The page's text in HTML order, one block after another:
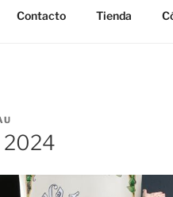
Contacto Tienda
2024